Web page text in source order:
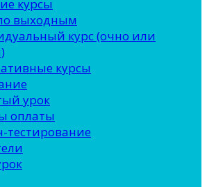
курсы
выходным
курс (очно или
курсы
урок
оплаты
тестирование